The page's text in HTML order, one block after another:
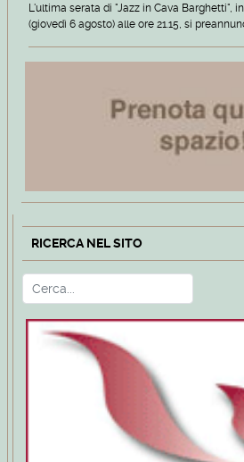
L'ultima serata di "Jazz in Cava Barghetti",
(giovedì 6 agosto) alle ore 21.15, si
RICERCA NEL SITO
Cerca Type 2